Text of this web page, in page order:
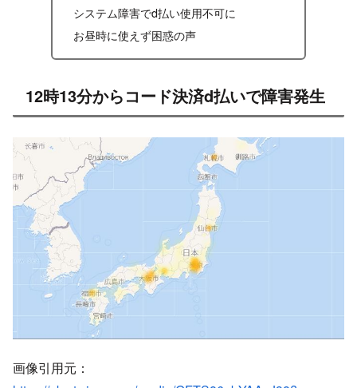
システム障害でd払い使用不可に
お昼時に使えず困惑の声
12時13分からコード決済d払いで障害発生
画像引用元：